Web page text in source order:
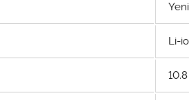
Li-
10.8